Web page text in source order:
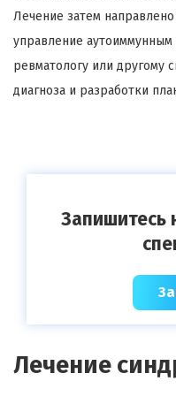
Лечение затем
управление
ревматологу или другому
диагноза и разработки
Запишитесь
Лечение